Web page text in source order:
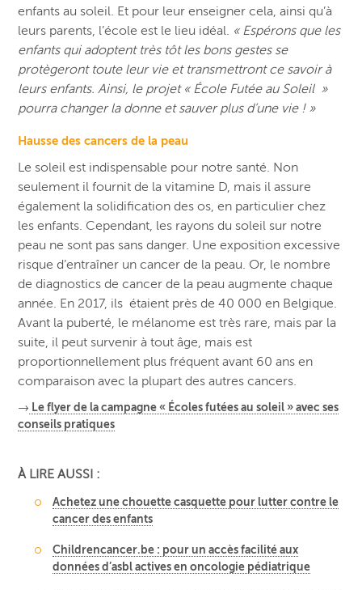
enfants au soleil. Et pour leur enseigner cela, ainsi qu’à
leurs parents, l’école est le lieu idéal. « Espérons que les
enfants qui adoptent très tôt les bons gestes se
protègeront toute leur vie et transmettront ce savoir à
leurs enfants. Ainsi, le projet « École Futée au Soleil »
pourra changer la donne et sauver plus d’une vie ! »
Hausse des cancers de la peau
Le soleil est indispensable pour notre santé. Non
seulement il fournit de la vitamine D, mais il assure
également la solidification des os, en particulier chez
les enfants. Cependant, les rayons du soleil sur notre
peau ne sont pas sans danger. Une exposition excessive
risque d’entraîner un cancer de la peau. Or, le nombre
de diagnostics de cancer de la peau augmente chaque
année. En 2017, ils étaient près de 40 000 en Belgique.
Avant la puberté, le mélanome est très rare, mais par la
suite, il peut survenir à tout âge, mais est
proportionnellement plus fréquent avant 60 ans en
comparaison avec la plupart des autres cancers.
→ Le flyer de la campagne « Écoles futées au soleil » avec ses
conseils pratiques
À LIRE AUSSI :
Achetez une chouette casquette pour lutter contre le
cancer des enfants
Childrencancer.be : pour un accès facilité aux
données d’asbl actives en oncologie pédiatrique